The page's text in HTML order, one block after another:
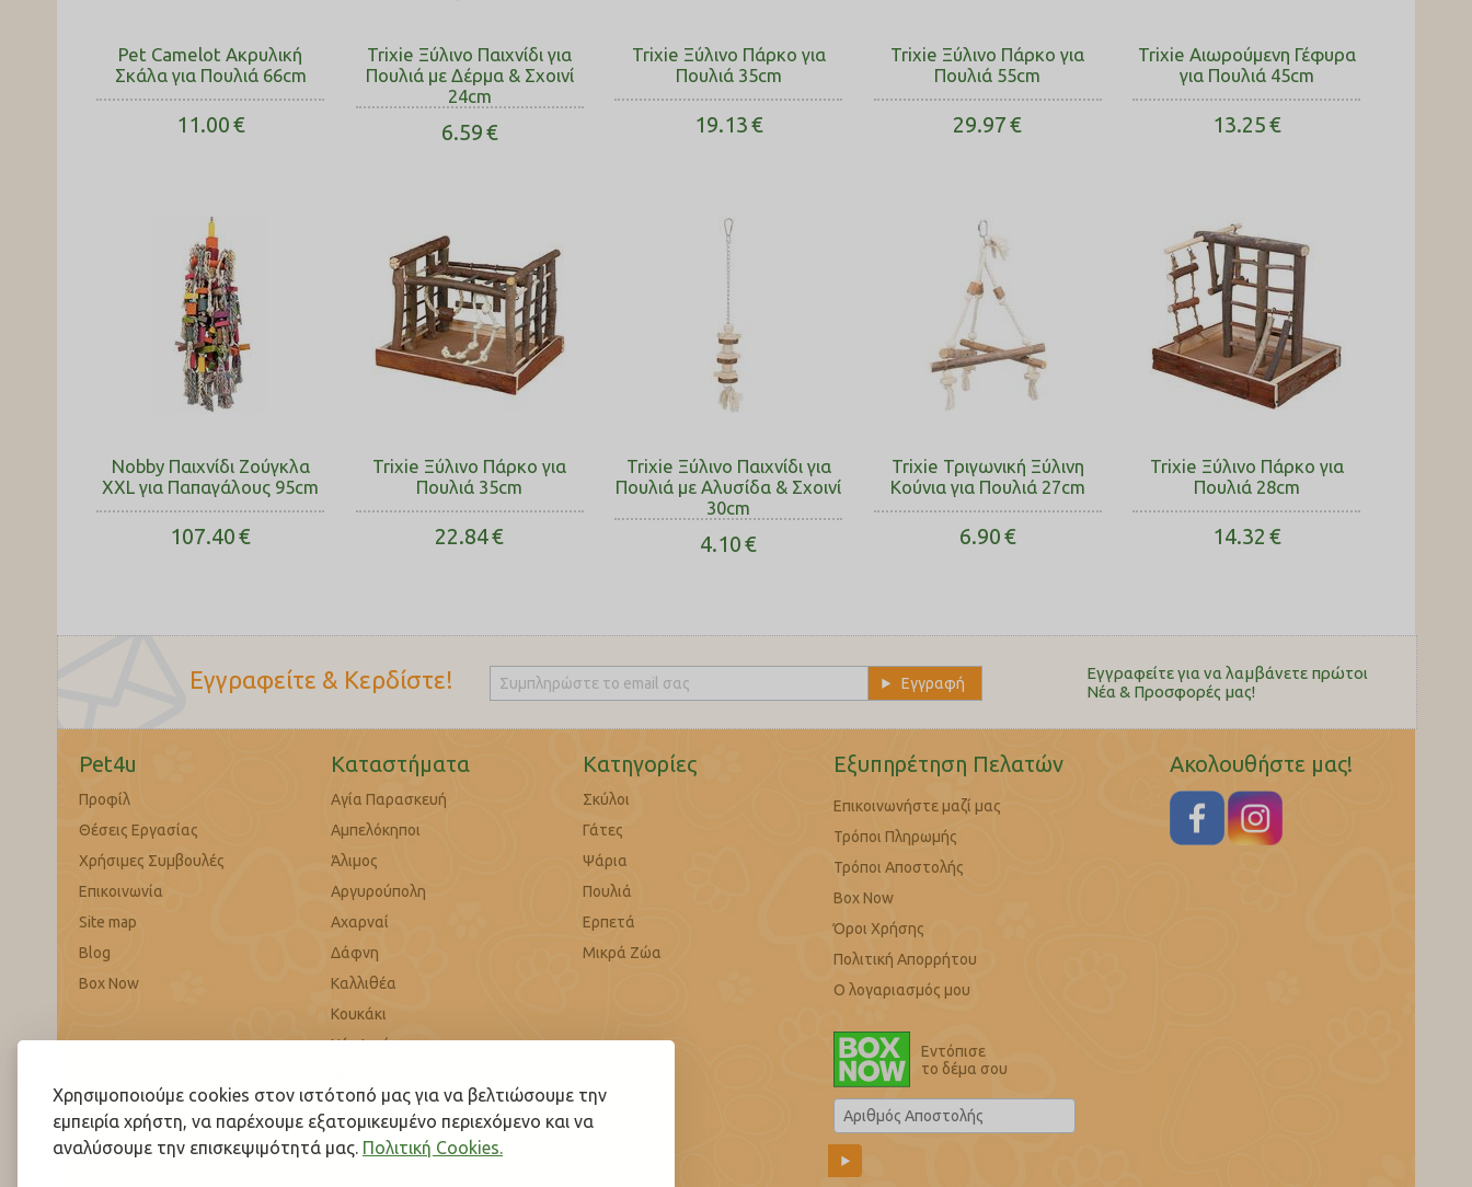
Χρησιμοποιούμε cookies στον ιστότοπό μας για να βελτιώσουμε την
εμπειρία χρήστη, να παρέχουμε εξατομικευμένο περιεχόμενο και να
αναλύσουμε την επισκεψιμότητά μας. Πολιτική Cookies.
Pet Camelot Ακρυλική
Σκάλα για Πουλιά 66cm
11.00€
Trixie Ξύλινο Παιχνίδι για
Πουλιά με Δέρμα & Σχοινί
24cm
6.59€
Trixie Ξύλινο Πάρκο για
Πουλιά 35cm
19.13€
Trixie Ξύλινο Πάρκο για
Πουλιά 55cm
29.97€
Trixie Αιωρούμενη Γέφυρα
για Πουλιά 45cm
13.25€
Nobby Παιχνίδι Ζούγκλα
XXL για Παπαγάλους 95cm
107.40€
Trixie Ξύλινο Πάρκο για
Πουλιά 35cm
22.84€
Trixie Ξύλινο Παιχνίδι για
Πουλιά με Αλυσίδα & Σχοινί
30cm
4.10€
Trixie Τριγωνική Ξύλινη
Κούνια για Πουλιά 27cm
6.90€
Trixie Ξύλινο Πάρκο για
Πουλιά 28cm
14.32 €
Εγγραφείτε & Κερδίστε!
Εγγραφείτε για να λαμβάνετε πρώτοι
Nέα & Προσφορές μας!
Pet4u
Προφίλ
Θέσεις Εργασίας
Χρήσιμες Συμβουλές
Επικοινωνία
Site map
Blog
Box Now
Καταστήματα
Αγία Παρασκευή
Αμπελόκηποι
Άλιμος
Αργυρούπολη
Αχαρναί
Δάφνη
Καλλιθέα
Κουκάκι
Νέα Ιωνία
Παλαιό Φάληρο
Περιστέρι
Κατηγορίες
Σκύλοι
Γάτες
Ψάρια
Πουλιά
Ερπετά
Μικρά Ζώα
Εξυπηρέτηση Πελατών
Επικοινωνήστε μαζί μας
Τρόποι Πληρωμής
Τρόποι Αποστολής
Box Now
Όροι Χρήσης
Πολιτική Απορρήτου
Ο λογαριασμός μου
Εντόπισε
το δέμα σου
Ακολουθήστε μας!